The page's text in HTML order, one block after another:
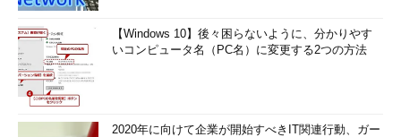
【Windows 10】後々困らないように、分かりやす
いコンピュータ名（PC名）に変更する2つの方法
2020年に向けて企業が開始すべきIT関連行動、ガー